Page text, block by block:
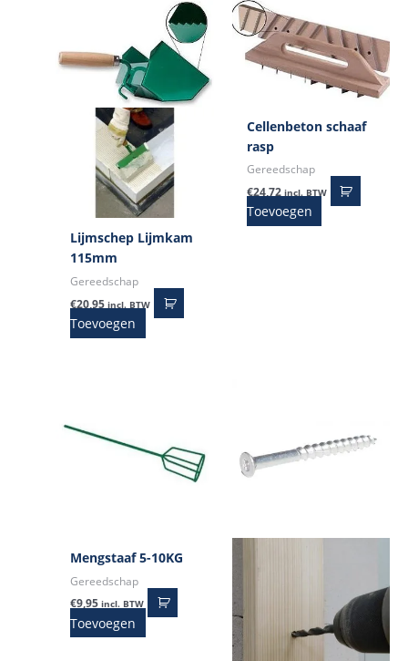
Lijmschep Lijmkam
115mm
Gereedschap
€20,95 incl. BTW
Toevoegen
Cellenbeton schaaf
rasp
Gereedschap
€24,72 incl. BTW
Toevoegen
Mengstaaf 5-10KG
Gereedschap
€9,95 incl. BTW
Toevoegen